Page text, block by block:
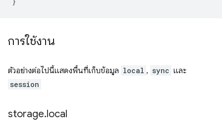
การใช้งาน
ตัวอย่างต่อไปนี้แสดงพื้นที่เก็บข้อมูล local , sync และ
session
storage.local